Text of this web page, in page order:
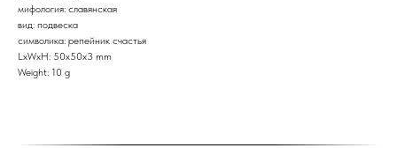
мифология: славянская
вид: подвеска
символика: репейник счастья
LxWxH: 50x50x3 mm
Weight: 10 g